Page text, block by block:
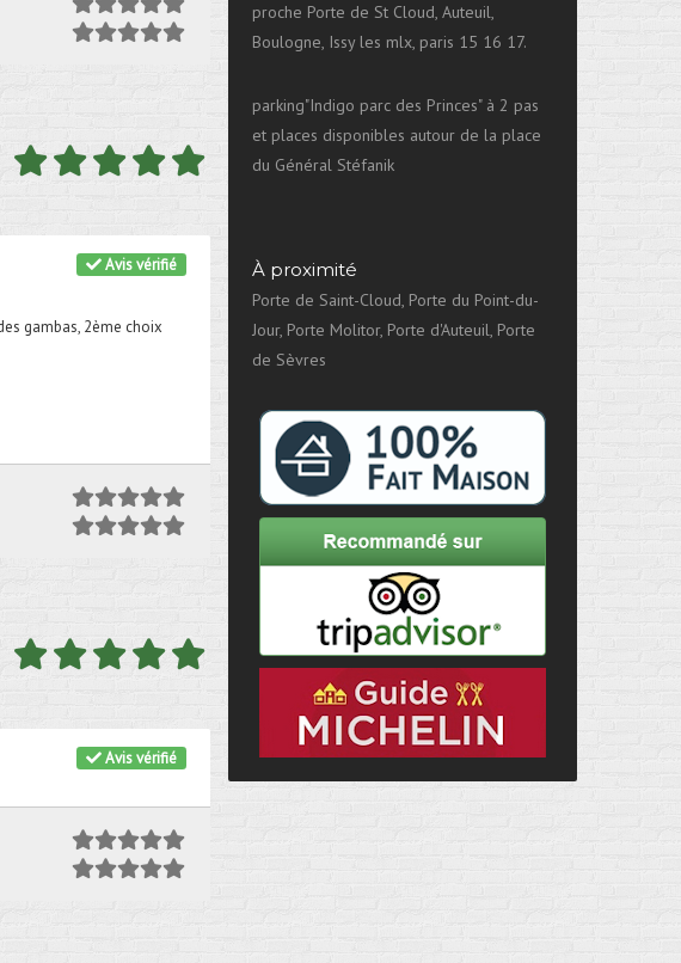
Avis vérifié
gambas, 2ème choix
Avis vérifié
proche Porte de St Cloud, Auteuil,
Boulogne, Issy les mlx, paris 15 16 17.
parking"Indigo parc des Princes" à 2 pas
et places disponibles autour de la place
du Général Stéfanik
À proximité
Porte de Saint-Cloud, Porte du Point-du-
Jour, Porte Molitor, Porte d'Auteuil, Porte
de Sèvres